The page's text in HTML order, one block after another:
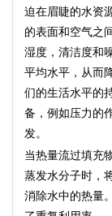
迫在眉睫的水资
的表面和空气之
湿度，清洁度和
平均水平，从而
们的生活水平的
备，例如压力的
发。
当热量流过填充
蒸发水分子时，
消除水中的热量